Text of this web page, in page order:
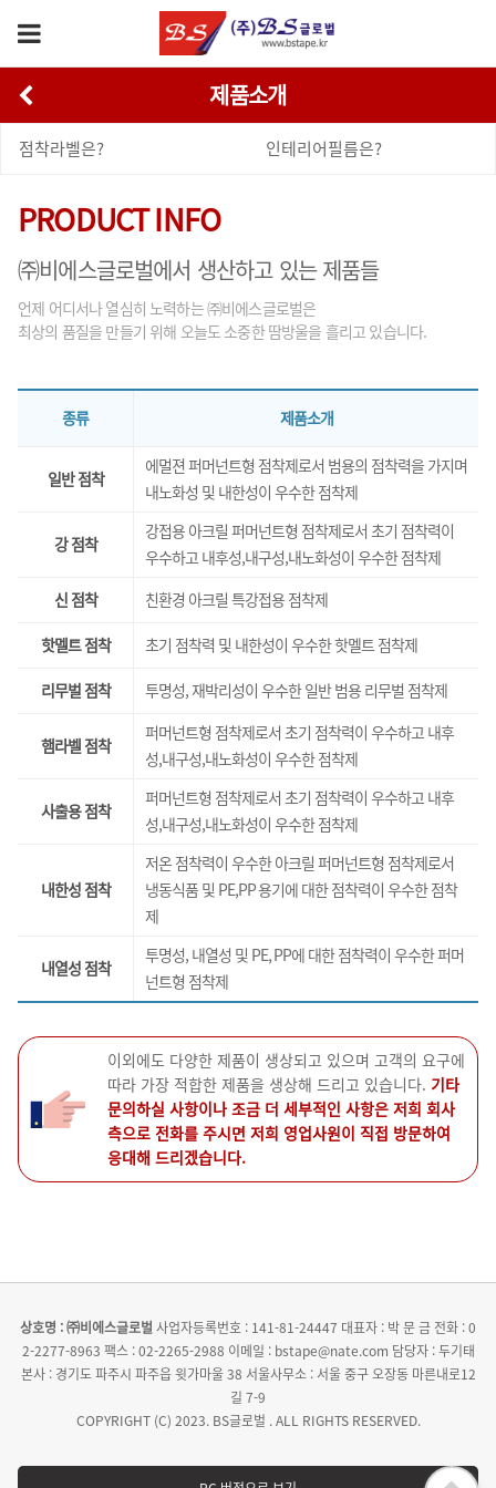
제품소개
점착라벨은? 인테리어필름은?
PRODUCT INFO
㈜비에스글로벌에서 생산하고 있는 제품들
언제 어디서나 열심히 노력하는 ㈜비에스글로벌은
최상의 품질을 만들기 위해 오늘도 소중한 땀방울을 흘리고 있습니다.
종류 제품소개
일반 점착
에멀젼 퍼머넌트형 점착제로서 범용의 점착력을 가지며
내노화성 및 내한성이 우수한 점착제
강 점착
강접용 아크릴 퍼머넌트형 점착제로서 초기 점착력이
우수하고 내후성,내구성,내노화성이 우수한 점착제
신 점착 친환경 아크릴 특강접용 점착제
핫멜트 점착 초기 점착력 및 내한성이 우수한 핫멜트 점착제
리무벌 점착 투명성, 재박리성이 우수한 일반 범용 리무벌 점착제
햄라벨 점착
퍼머넌트형 점착제로서 초기 점착력이 우수하고 내후
성,내구성,내노화성이 우수한 점착제
사출용 점착
퍼머넌트형 점착제로서 초기 점착력이 우수하고 내후
성,내구성,내노화성이 우수한 점착제
내한성 점착
저온 점착력이 우수한 아크릴 퍼머넌트형 점착제로서
냉동식품 및 PE,PP 용기에 대한 점착력이 우수한 점착
제
내열성 점착
투명성, 내열성 및 PE, PP에 대한 점착력이 우수한 퍼머
넌트형 점착제
이외에도 다양한 제품이 생상되고 있으며 고객의 요구에
따라 가장 적합한 제품을 생상해 드리고 있습니다. 기타
문의하실 사항이나 조금 더 세부적인 사항은 저희 회사
측으로 전화를 주시면 저희 영업사원이 직접 방문하여
응대해 드리겠습니다.
상호명 : ㈜비에스글로벌 사업자등록번호 : 141-81-24447 대표자 : 박 문 금 전화 : 0
2-2277-8963 팩스 : 02-2265-2988 이메일 : bstape@nate.com 담당자 : 두기태
본사 : 경기도 파주시 파주읍 윗가마울 38 서울사무소 : 서울 중구 오장동 마른내로12
길 7-9
COPYRIGHT (C) 2023. BS글로벌 . ALL RIGHTS RESERVED.